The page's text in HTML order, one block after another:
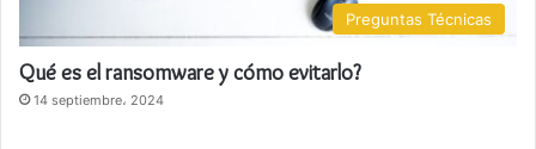
Preguntas Técnicas
Qué es el ransomware y cómo evitarlo?
14 septiembre، 2024